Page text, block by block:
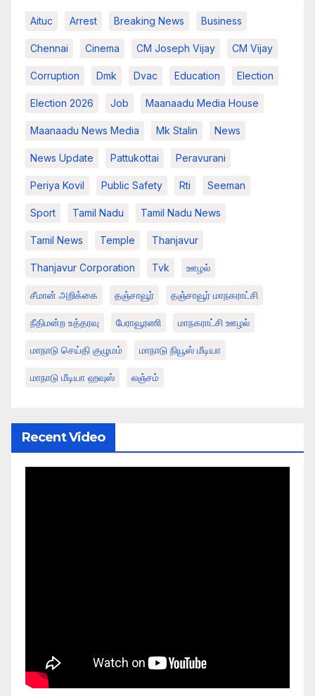
Aituc Arrest Breaking News​ Business
Chennai Cinema CM Joseph Vijay CM Vijay
Corruption Dmk Dvac Education Election
Election 2026 Job Maanaadu Media House
Maanaadu News Media Mk Stalin News
News Update Pattukottai Peravurani
Periya Kovil Public Safety Rti Seeman
Sport Tamil Nadu Tamil Nadu News
Tamil News Temple Thanjavur
Thanjavur Corporation Tvk ஊழல்
சீமான் அறிக்கை தஞ்சாவூர் தஞ்சாவூர் மாநகராட்சி
நீதிமன்ற உத்தரவு பேராவூரணி மாநகராட்சி ஊழல்
மாநாடு செய்தி குழுமம் மாநாடு நியூஸ் மீடியா
மாநாடு மீடியா ஹவுஸ் லஞ்சம்
Recent Video